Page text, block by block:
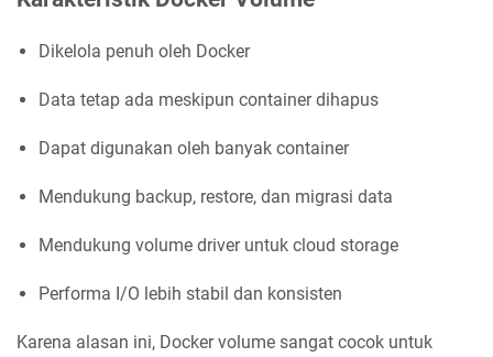
Dikelola penuh oleh Docker
Data tetap ada meskipun container dihapus
Dapat digunakan oleh banyak container
Mendukung backup, restore, dan migrasi data
Mendukung volume driver untuk cloud storage
Performa I/O lebih stabil dan konsisten
Karena alasan ini, Docker volume sangat cocok untuk